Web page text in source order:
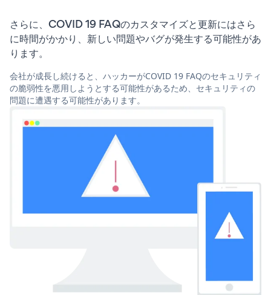
さらに、COVID 19 FAQのカスタマイズと更新にはさら
に時間がかかり、新しい問題やバグが発生する可能性があ
ります。
会社が成長し続けると、ハッカーがCOVID 19 FAQのセキュリティ
の脆弱性を悪用しようとする可能性があるため、セキュリティの
問題に遭遇する可能性があります。